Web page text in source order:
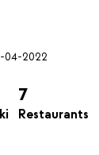
04-2022
7
Restaurants